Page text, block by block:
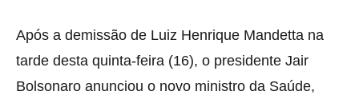
Após a demissão de Luiz Henrique Mandetta na
tarde desta quinta-feira (16), o presidente Jair
Bolsonaro anunciou o novo ministro da Saúde,